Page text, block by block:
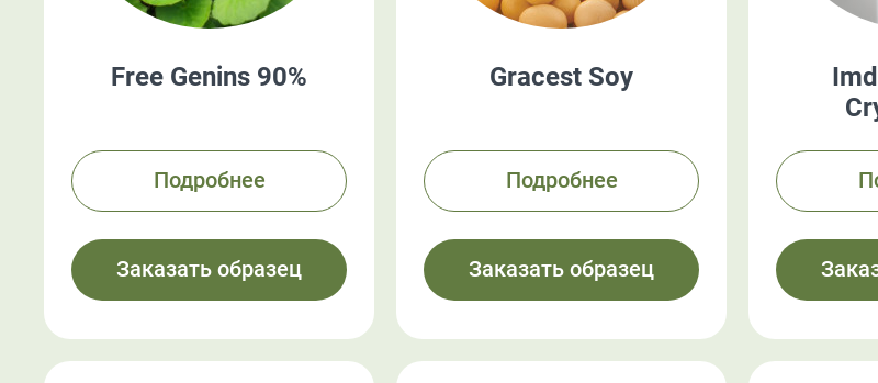
Free Genins 90%
Подробнее
Заказать образец
Gracest Soy
Подробнее
Заказать образец